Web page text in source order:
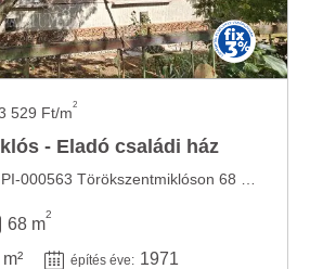
529 Ft/m2
- Eladó családi ház
68 m
2
építés éve: 1971